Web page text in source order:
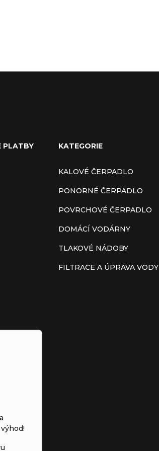
PLATBY KATEGORIE
KALOVÉ ČERPADLO
PONORNÉ ČERPADLO
POVRCHOVÉ ČERPADLO
DOMÁCÍ VODÁRNY
TLAKOVÉ NÁDOBY
FILTRACE A ÚPRAVA VODY